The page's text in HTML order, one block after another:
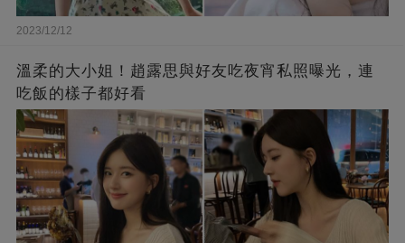
2023/12/12
溫柔的大小姐！趙露思與好友吃夜宵私照曝光，連
吃飯的樣子都好看